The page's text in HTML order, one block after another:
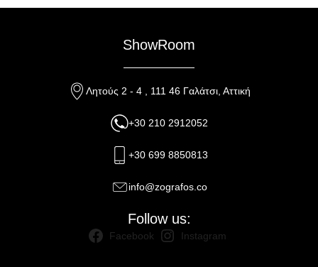
ShowRoom
Λητούς 2 - 4 , 111 46 Γαλάτσι, Αττική
+30 210 2912052
+30 699 8850813
info@zografos.co
Follow us:
Facebook Instagram